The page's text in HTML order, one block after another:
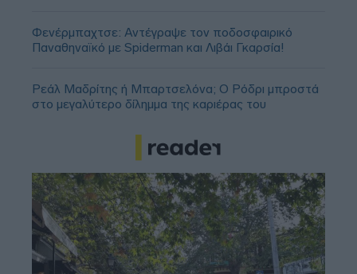
Φενέρμπαχτσε: Αντέγραψε τον ποδοσφαιρικό
Παναθηναϊκό με Spiderman και Λιβάι Γκαρσία!
Ρεάλ Μαδρίτης ή Μπαρτσελόνα; Ο Ρόδρι μπροστά
στο μεγαλύτερο δίλημμα της καριέρας του